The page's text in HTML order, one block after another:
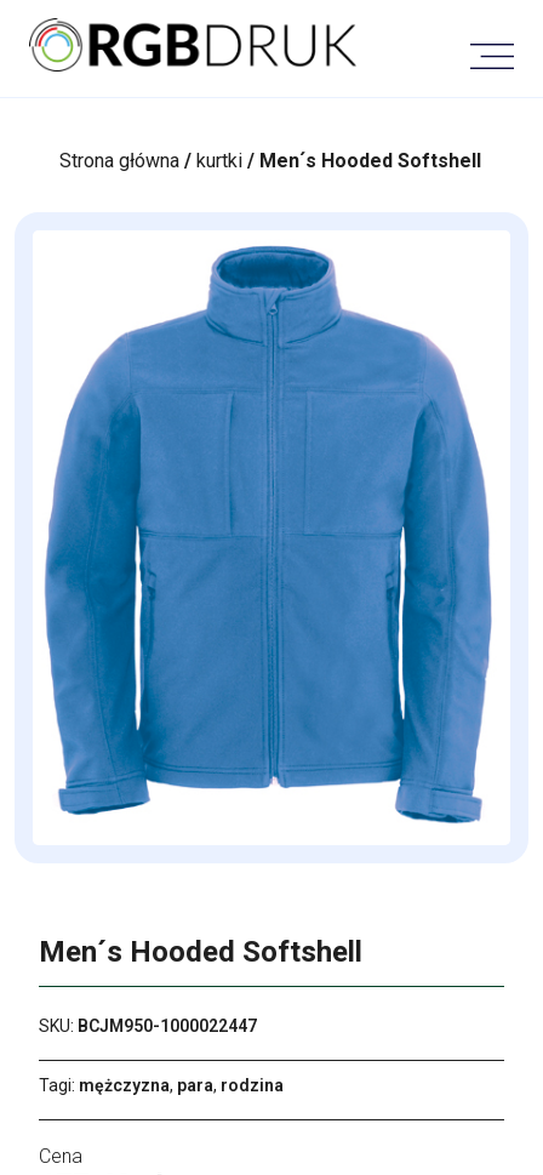
content
Strona główna /kurtki / Men´s Hooded Softshell
Men´s Hooded Softshell
SKU: BCJM950-1000022447
Tagi: mężczyzna, para, rodzina